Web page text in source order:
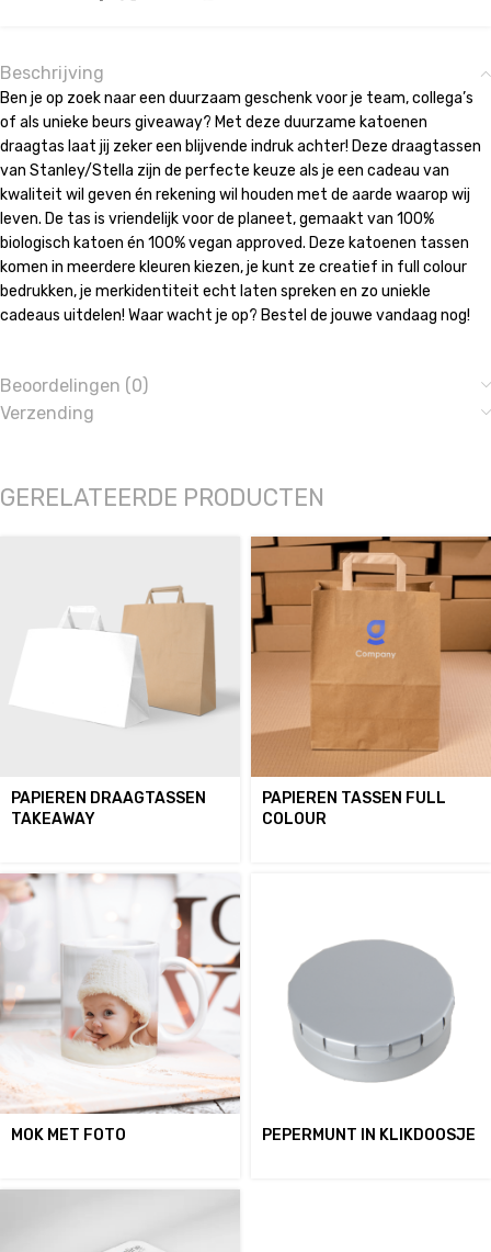
Beschrijving
Ben je op zoek naar een duurzaam geschenk voor je team, collega’s
of als unieke beurs giveaway? Met deze duurzame katoenen
draagtas laat jij zeker een blijvende indruk achter! Deze draagtassen
van Stanley/Stella zijn de perfecte keuze als je een cadeau van
kwaliteit wil geven én rekening wil houden met de aarde waarop wij
leven. De tas is vriendelijk voor de planeet, gemaakt van 100%
biologisch katoen én 100% vegan approved. Deze katoenen tassen
komen in meerdere kleuren kiezen, je kunt ze creatief in full colour
bedrukken, je merkidentiteit echt laten spreken en zo uniekle
cadeaus uitdelen! Waar wacht je op? Bestel de jouwe vandaag nog!
Beoordelingen (0)
Verzending
GERELATEERDE PRODUCTEN
PAPIEREN DRAAGTASSEN
TAKEAWAY
PAPIEREN TASSEN FULL
COLOUR
MOK MET FOTO PEPERMUNT IN KLIKDOOSJE